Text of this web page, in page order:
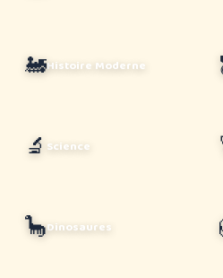
🚂Histoire Moderne
🔬 Science
🦕Dinosaures